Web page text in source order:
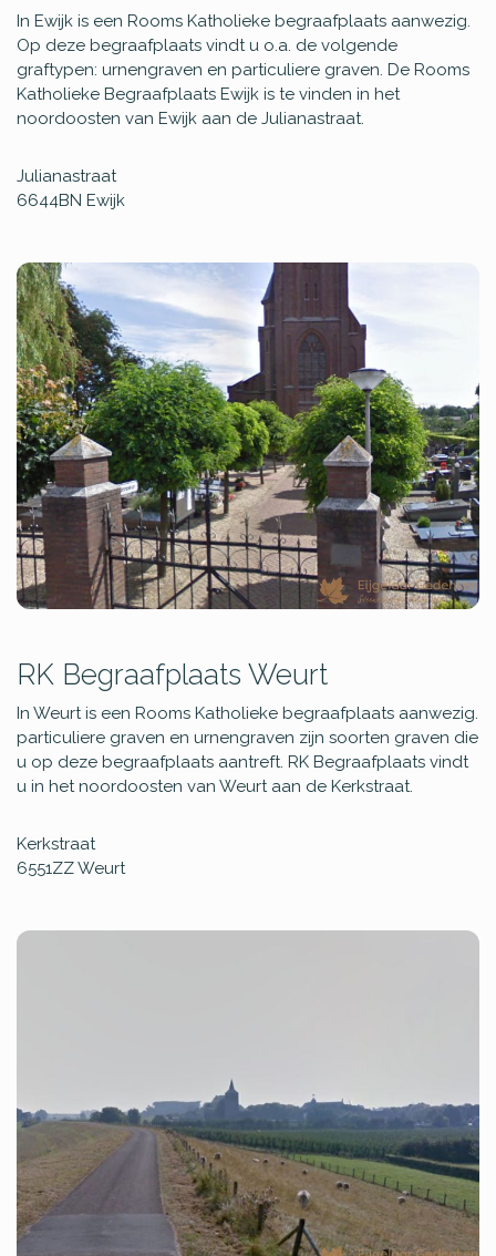
In Ewijk is een Rooms Katholieke begraafplaats aanwezig.
Op deze begraafplaats vindt u o.a. de volgende
graftypen: urnengraven en particuliere graven. De Rooms
Katholieke Begraafplaats Ewijk is te vinden in het
noordoosten van Ewijk aan de Julianastraat.
Julianastraat
6644BN Ewijk
RK Begraafplaats Weurt
In Weurt is een Rooms Katholieke begraafplaats aanwezig.
particuliere graven en urnengraven zijn soorten graven die
u op deze begraafplaats aantreft. RK Begraafplaats vindt
u in het noordoosten van Weurt aan de Kerkstraat.
Kerkstraat
6551ZZWeurt